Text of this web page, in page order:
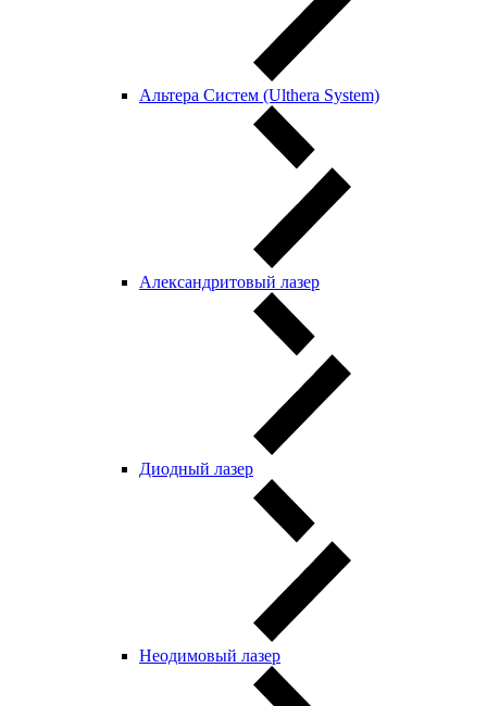
Альтера Систем (Ulthera System)
Александритовый лазер
Диодный лазер
Неодимовый лазер